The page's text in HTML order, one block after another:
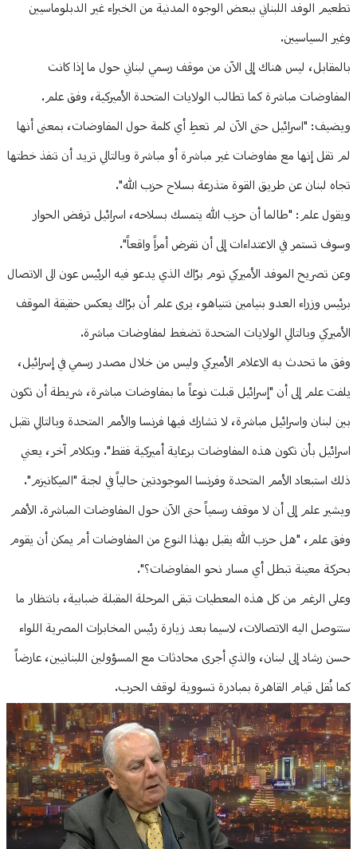
تطعيم الوفد اللبناني ببعض الوجوه المدنية من الخبراء غير الدبلوماسيين
وغير السياسيين.
بالمقابل، ليس هناك إلى الآن من موقف رسمي لبناني حول ما إذا كانت
المفاوضات مباشرة كما تطالب الولايات المتحدة الأميركية، وفق علم.
ويضيف: "اسرائيل حتى الآن لم تعطِ أي كلمة حول المفاوضات، بمعنى أنها
لم تقل إنها مع مفاوضات غير مباشرة أو مباشرة وبالتالي تريد أن تنفذ خطتها
تجاه لبنان عن طريق القوة متذرعة بسلاح حزب الله".
ويقول علم: "طالما أن حزب الله يتمسك بسلاحه، اسرائيل ترفض الحوار
وسوف تستمر في الاعتداءات إلى أن تفرض أمراً واقعاً".
وعن تصريح الموفد الأميركي توم برّاك الذي يدعو فيه الرئيس عون الى الاتصال
برئيس وزراء العدو بنيامين نتنياهو، يرى علم أن برّاك يعكس حقيقة الموقف
الأميركي وبالتالي الولايات المتحدة تضغط لمفاوضات مباشرة.
وفق ما تحدث به الاعلام الأميركي وليس من خلال مصدر رسمي في إسرائيل،
يلفت علم إلى أن "إسرائيل قبلت نوعاً ما بمفاوضات مباشرة، شريطة أن تكون
بين لبنان واسرائيل مباشرة، لا تشارك فيها فرنسا والأمم المتحدة وبالتالي تقبل
اسرائيل بأن تكون هذه المفاوضات برعاية أميركية فقط". وبكلام آخر، يعني
ذلك استبعاد الأمم المتحدة وفرنسا الموجودتين حالياً في لجنة "الميكانيزم".
ويشير علم إلى أن لا موقف رسمياً حتى الآن حول المفاوضات المباشرة. الأهم
وفق علم، "هل حزب الله يقبل بهذا النوع من المفاوضات أم يمكن أن يقوم
بحركة معينة تبطل أي مسار نحو المفاوضات؟".
وعلى الرغم من كل هذه المعطيات تبقى المرحلة المقبلة ضبابية، بانتظار ما
ستتوصل اليه الاتصالات، لاسيما بعد زيارة رئيس المخابرات المصرية اللواء
حسن رشاد إلى لبنان، والذي أجرى محادثات مع المسؤولين اللبنانيين، عارضاً
كما نُقل قيام القاهرة بمبادرة تسووية لوقف الحرب.